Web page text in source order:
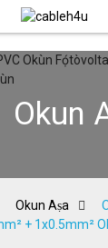
Okun
Okun Aṣa
+ 1x0.5mm²